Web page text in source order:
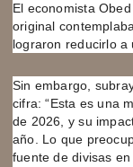
El economista
original
lograron reducirlo a
Sin embargo,
cifra: “Esta es una
de 2026, y su
año. Lo que
fuente de divisas